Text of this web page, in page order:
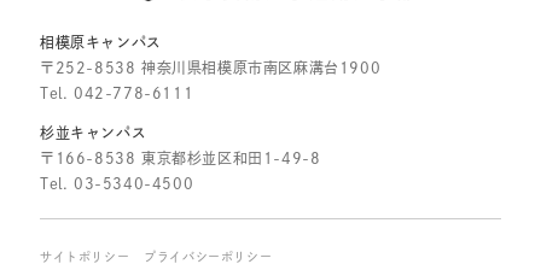
相模原キャンパス
〒252-8538 神奈川県相模原市南区麻溝台1900
Tel. 042-778-6111
杉並キャンパス
〒166-8538 東京都杉並区和田1-49-8
Tel. 03-5340-4500
サイトポリシー プライバシーポリシー